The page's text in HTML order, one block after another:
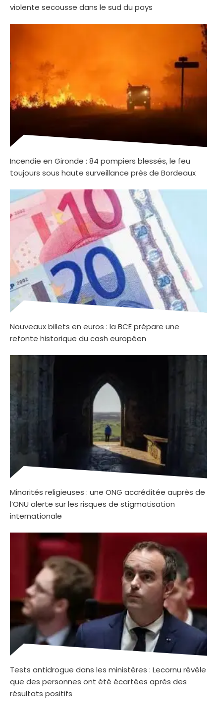
violente secousse dans le sud du pays
Incendie en Gironde : 84 pompiers blessés, le feu
toujours sous haute surveillance près de Bordeaux
Nouveaux billets en euros : la BCE prépare une
refonte historique du cash européen
Minorités religieuses : une ONG accréditée auprès de
l’ONU alerte sur les risques de stigmatisation
internationale
Tests antidrogue dans les ministères : Lecornu révèle
que des personnes ont été écartées après des
résultats positifs